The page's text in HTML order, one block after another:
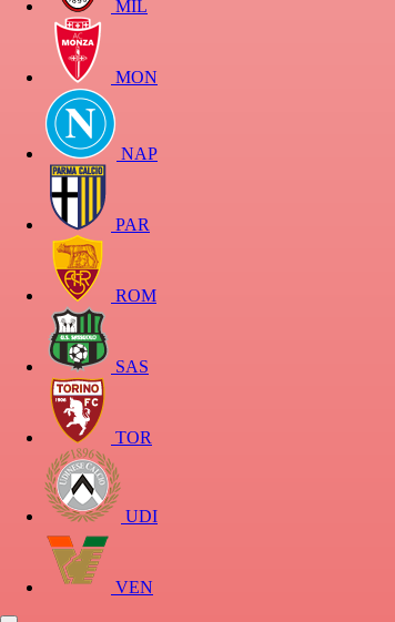
MIL
MON
NAP
PAR
ROM
SAS
TOR
UDI
VEN